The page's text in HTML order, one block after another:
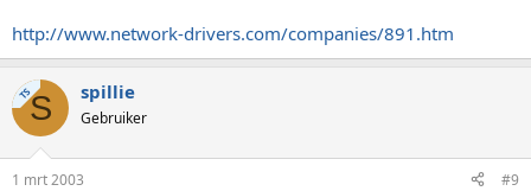
http://www.network-drivers.com/companies/891.htm
TSS spillie
Gebruiker
1 mrt 2003 #9